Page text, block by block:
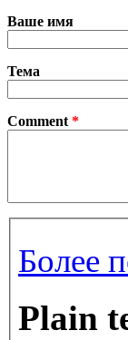
Ваше имя
Тема
Comment *
Более
Plain